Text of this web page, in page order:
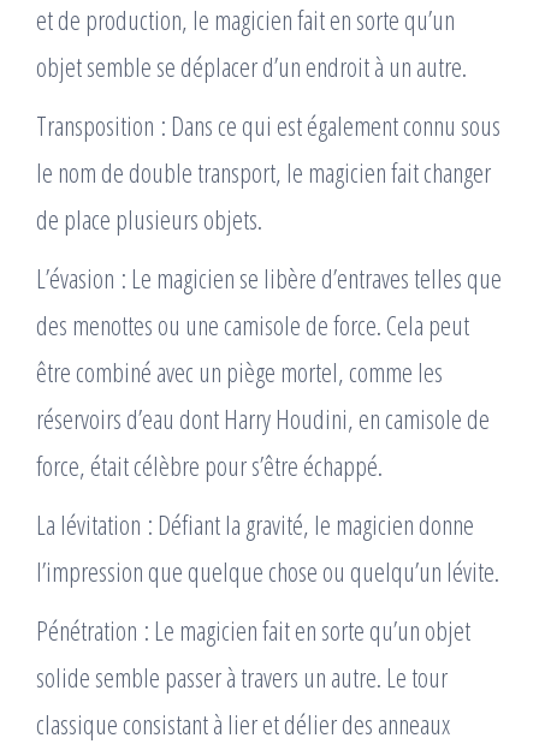
et de production, le magicien fait en sorte qu’un
objet semble se déplacer d’un endroit à un autre.
Transposition : Dans ce qui est également connu sous
le nom de double transport, le magicien fait changer
de place plusieurs objets.
L’évasion : Le magicien se libère d’entraves telles que
des menottes ou une camisole de force. Cela peut
être combiné avec un piège mortel, comme les
réservoirs d’eau dont Harry Houdini, en camisole de
force, était célèbre pour s’être échappé.
La lévitation : Défiant la gravité, le magicien donne
l’impression que quelque chose ou quelqu’un lévite.
Pénétration : Le magicien fait en sorte qu’un objet
solide semble passer à travers un autre. Le tour
classique consistant à lier et délier des anneaux